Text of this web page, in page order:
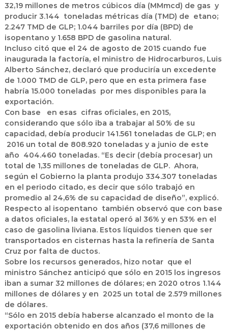
32,19 millones de metros cúbicos día (MMmcd) de gas y
producir 3.144 toneladas métricas día (TMD) de etano;
2.247 TMD de GLP; 1.044 barriles por día (BPD) de
isopentano y 1.658 BPD de gasolina natural.
Incluso citó que el 24 de agosto de 2015 cuando fue
inaugurada la factoría, el ministro de Hidrocarburos, Luis
Alberto Sánchez, declaró que produciría un excedente
de 1.000 TMD de GLP, pero que en esta primera fase
habría 15.000 toneladas por mes disponibles para la
exportación.
Con base en esas cifras oficiales, en 2015,
considerando que sólo iba a trabajar al 50% de su
capacidad, debía producir 141.561 toneladas de GLP; en
2016 un total de 808.920 toneladas y a junio de este
año 404.460 toneladas. “Es decir (debía procesar) un
total de 1,35 millones de toneladas de GLP. Ahora,
según el Gobierno la planta produjo 334.307 toneladas
en el periodo citado, es decir que sólo trabajó en
promedio al 24,6% de su capacidad de diseño”, explicó.
Respecto al isopentano también observó que con base
a datos oficiales, la estatal operó al 36% y en 53% en el
caso de gasolina liviana. Estos líquidos tienen que ser
transportados en cisternas hasta la refinería de Santa
Cruz por falta de ductos.
Sobre los recursos generados, hizo notar que el
ministro Sánchez anticipó que sólo en 2015 los ingresos
iban a sumar 32 millones de dólares; en 2020 otros 1.144
millones de dólares y en 2025 un total de 2.579 millones
de dólares.
“Sólo en 2015 debía haberse alcanzado el monto de la
exportación obtenido en dos años (37,6 millones de